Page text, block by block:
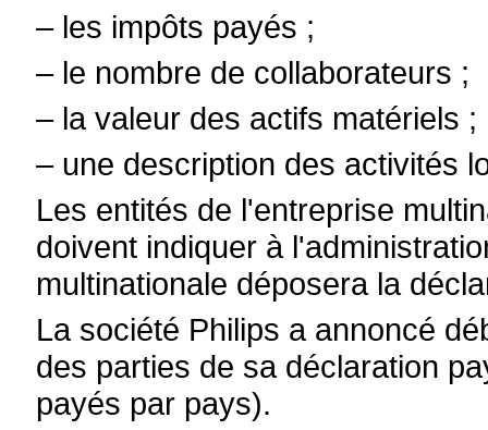
– les impôts payés ;
– le nombre de collaborateurs ;
– la valeur des actifs matériels ;
– une description des activités
Les entités de l'entreprise
doivent indiquer à
multinationale déposera la
La société Philips a annoncé
des parties de sa déclaration
payés par pays).